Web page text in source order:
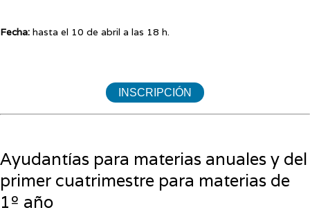
Fecha: hasta el 10 de abril a las 18 h.
INSCRIPCIÓN
Ayudantías para materias anuales y del
primer cuatrimestre para materias de
1º año